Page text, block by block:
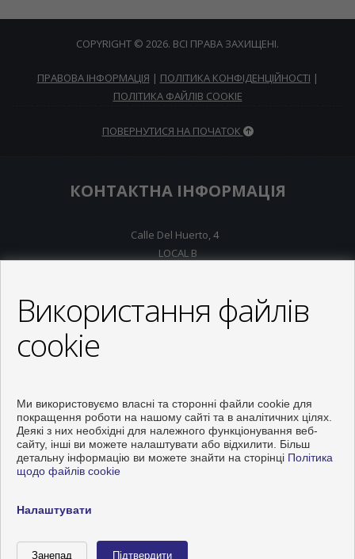
COPYRIGHT © 2026. ВСІ ПРАВА ЗАХИЩЕНІ.
ПРАВОВА ІНФОРМАЦІЯ | ПОЛІТИКА КОНФІДЕНЦІЙНОСТІ |
ПОЛІТИКА ФАЙЛІВ COOKIE
ПОВЕРНУТИСЯ НА ПОЧАТОК
КОНТАКТНА ІНФОРМАЦІЯ
Calle Del Huerto, 4
LOCAL B
+34 966928738
info@inmo-api.net
Від Понеділок до П'ятниця : 10:00 - 14:00
Використання файлів
cookie
Ми використовуємо власні та сторонні файли cookie для
покращення роботи на нашому сайті та в аналітичних цілях.
Деякі з них необхідні для належного функціонування веб-
сайту, інші ви можете налаштувати або відхилити. Більш
детальну інформацію ви можете знайти на сторінці Політика
щодо файлів cookie
Налаштувати